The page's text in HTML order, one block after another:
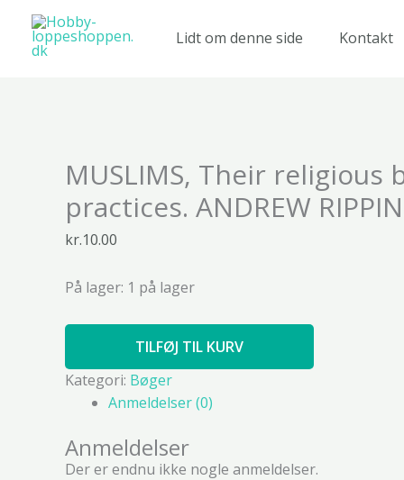
indholdet
Lidt om denne side Kontakt
MUSLIMS, Their religious
practices. ANDREW
kr.10.00
På lager: 1 på lager
Their
religious
beliefs
and
ANDREW
RIPPIN.
antal
TILFØJ TIL KURV
Kategori: Bøger
Anmeldelser (0)
Anmeldelser
Der er endnu ikke nogle anmeldelser.